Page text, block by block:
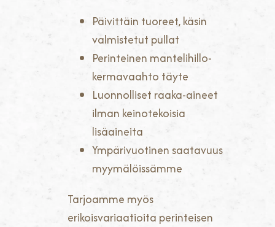
Päivittäin tuoreet, käsin
valmistetut pullat
Perinteinen mantelihillo-
kermavaahto täyte
Luonnolliset raaka-aineet
ilman keinotekoisia
lisäaineita
Ympärivuotinen saatavuus
myymälöissämme
Tarjoamme myös
erikoisvariaatioita perinteisen